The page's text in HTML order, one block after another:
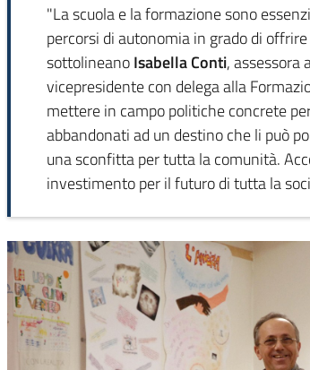
"La scuola e la formazione sono
percorsi di autonomia in grado di
sottolineanoIsabella Conti, assessora
vicepresidente con delega alla
mettere in campo politiche concrete
abbandonati ad un destino che li può
una sconfitta per tutta la comunità.
investimento per il futuro di tutta la